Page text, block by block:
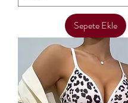
Sepete Ekle